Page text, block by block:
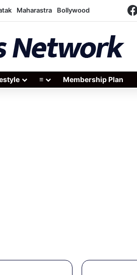
Maharastra Bollywood
≡ Membership Plan